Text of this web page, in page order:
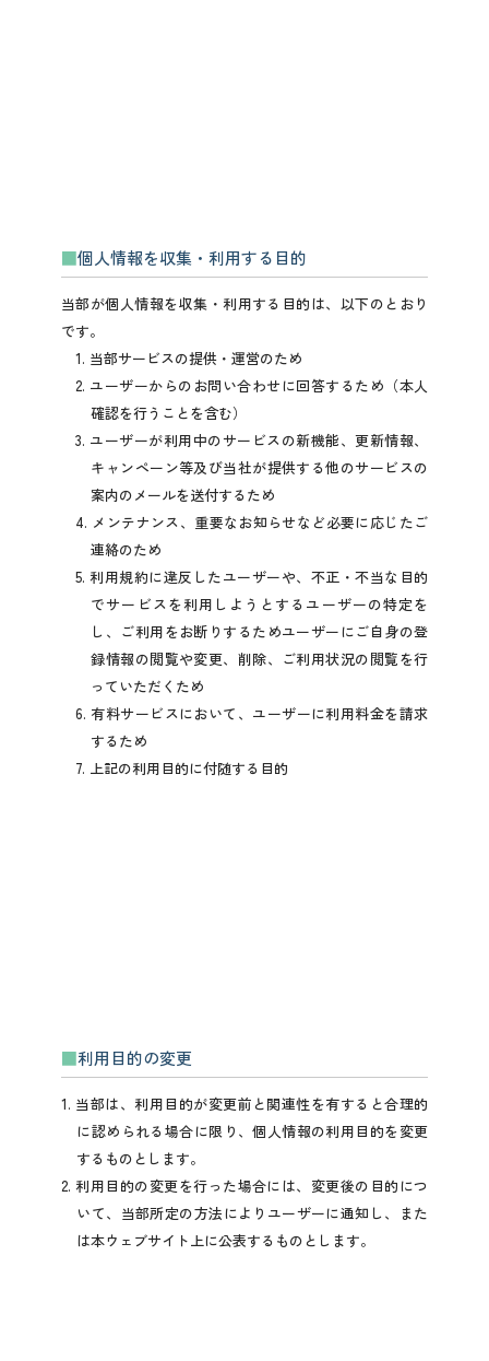
個人情報を収集・利用する目的
当部が個人情報を収集・利用する目的は、以下のとおり
です。
1. 当部サービスの提供・運営のため
2. ユーザーからのお問い合わせに回答するため（本人
確認を行うことを含む）
3. ユーザーが利用中のサービスの新機能、更新情報、
キャンペーン等及び当社が提供する他のサービスの
案内のメールを送付するため
4. メンテナンス、重要なお知らせなど必要に応じたご
連絡のため
5. 利用規約に違反したユーザーや、不正・不当な目的
でサービスを利用しようとするユーザーの特定を
し、ご利用をお断りするためユーザーにご自身の登
録情報の閲覧や変更、削除、ご利用状況の閲覧を行
っていただくため
6. 有料サービスにおいて、ユーザーに利用料金を請求
するため
7. 上記の利用目的に付随する目的
利用目的の変更
1. 当部は、利用目的が変更前と関連性を有すると合理的
に認められる場合に限り、個人情報の利用目的を変更
するものとします。
2. 利用目的の変更を行った場合には、変更後の目的につ
いて、当部所定の方法によりユーザーに通知し、また
は本ウェブサイト上に公表するものとします。